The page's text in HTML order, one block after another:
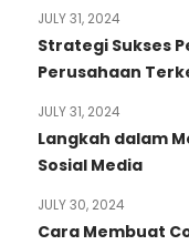
Strategi Sukses
Perusahaan
JULY 31, 2024
Langkah dalam
Sosial Media
JULY 31, 2024
Cara Membuat
JULY 30, 2024